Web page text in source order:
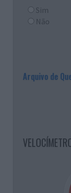
Sim
Não
Arquivo de